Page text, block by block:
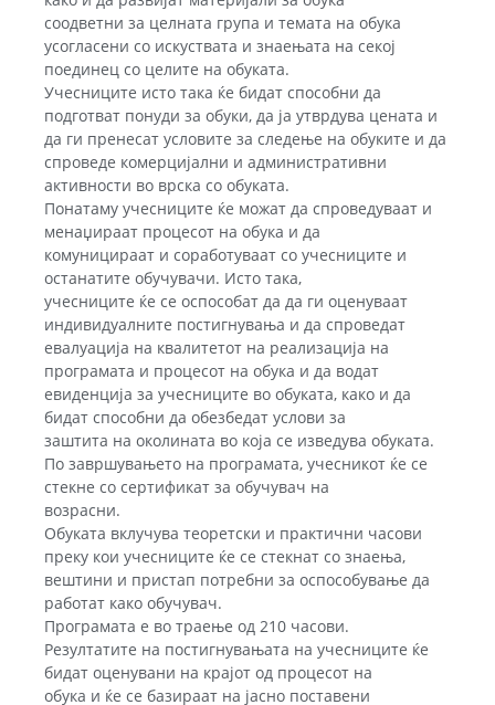
соодветни за целната група и темата на обука
усогласени со искуствата и знаењата на секој
поединец со целите на обуката.
Учесниците исто така ќе бидат способни да
подготват понуди за обуки, да ја утврдува цената и
да ги пренесат условите за следење на обуките и да
спроведе комерцијални и административни
активности во врска со обуката.
Понатаму учесниците ќе можат да спроведуваат и
менаџираат процесот на обука и да
комуницираат и соработуваат со учесниците и
останатите обучувачи. Исто така,
учесниците ќе се оспособат да да ги оценуваат
индивидуалните постигнувања и да спроведат
евалуација на квалитетот на реализација на
програмата и процесот на обука и да водат
евиденција за учесниците во обуката, како и да
бидат способни да обезбедат услови за
заштита на околината во која се изведува обуката.
По завршувањето на програмата, учесникот ќе се
стекне со сертификат за обучувач на
возрасни.
Обуката вклучува теоретски и практични часови
преку кои учесниците ќе се стекнат со знаења,
вештини и пристап потребни за оспособување да
работат како обучувач.
Програмата е во траење од 210 часови.
Резултатите на постигнувањата на учесниците ќе
бидат оценувани на крајот од процесот на
обука и ќе се базираат на јасно поставени